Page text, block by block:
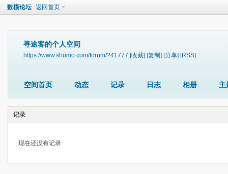
数模论坛 返回首页
寻途客的个人空间
https://www.shumo.com/forum/?41777 [收藏] [复制] [分享] [RSS]
空间首页 动态 记录 日志 相册 主
记录
现在还没有记录